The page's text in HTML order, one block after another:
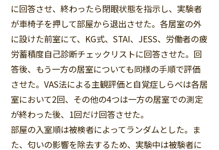
に回答させ、終わったら閉眼状態を指示し、実験者
が車椅子を押して部屋から退出させた。各居室の外
に設けた前室にて、KG式、STAI、JESS、労働者の疲
労蓄積度自己診断チェックリストに回答させた。回
答後、もう一方の居室についても同様の手順で評価
させた。VAS法による主観評価と自覚症しらべは各居
室において2回、その他の4つは一方の居室での測定
が終わった後、1回だけ回答させた。
部屋の入室順は被検者によってランダムとした。ま
た、匂いの影響を除去するため、実験中は被験者に